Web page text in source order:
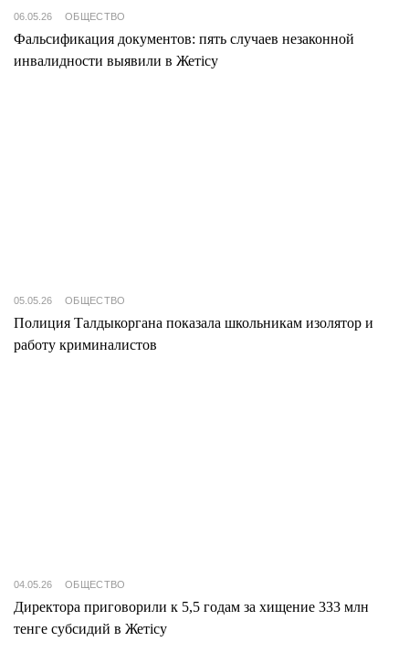
06.05.26 ОБЩЕСТВО
Фальсификация документов: пять случаев незаконной
инвалидности выявили в Жетісу
05.05.26 ОБЩЕСТВО
Полиция Талдыкоргана показала школьникам изолятор и
работу криминалистов
04.05.26 ОБЩЕСТВО
Директора приговорили к 5,5 годам за хищение 333 млн
тенге субсидий в Жетісу